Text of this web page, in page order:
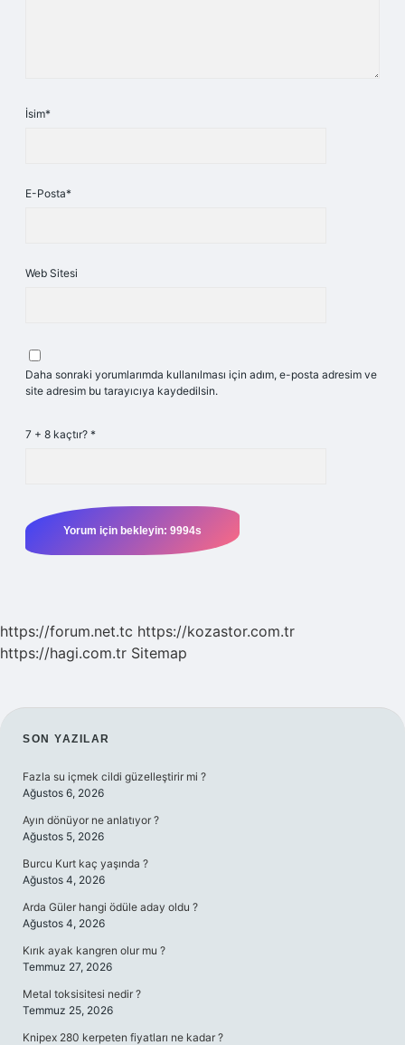
İsim*
E-Posta*
Web Sitesi
Daha sonraki yorumlarımda kullanılması için adım, e-posta adresim ve
site adresim bu tarayıcıya kaydedilsin.
7 + 8 kaçtır? *
https://forum.net.tc https://kozastor.com.tr
https://hagi.com.tr Sitemap
SIDEBAR
SON YAZILAR
Fazla su içmek cildi güzelleştirir mi ?
Ağustos 6, 2026
Ayın dönüyor ne anlatıyor ?
Ağustos 5, 2026
Burcu Kurt kaç yaşında ?
Ağustos 4, 2026
Arda Güler hangi ödüle aday oldu ?
Ağustos 4, 2026
Kırık ayak kangren olur mu ?
Temmuz 27, 2026
Metal toksisitesi nedir ?
Temmuz 25, 2026
Knipex 280 kerpeten fiyatları ne kadar ?